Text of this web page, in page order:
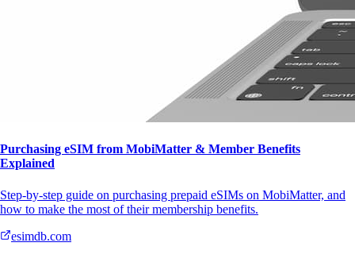
Purchasing eSIM from MobiMatter & Member Benefits
Explained
Step-by-step guide on purchasing prepaid eSIMs on MobiMatter, and
how to make the most of their membership benefits.
esimdb.com